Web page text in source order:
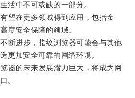
活中不可或缺的一部分。
在更多领域得到应用，包括金
度安全保障的领域。
进步，指纹浏览器可能会与其他
更加安全可靠的网络环境。
的未来发展潜力巨大，将成为网
。